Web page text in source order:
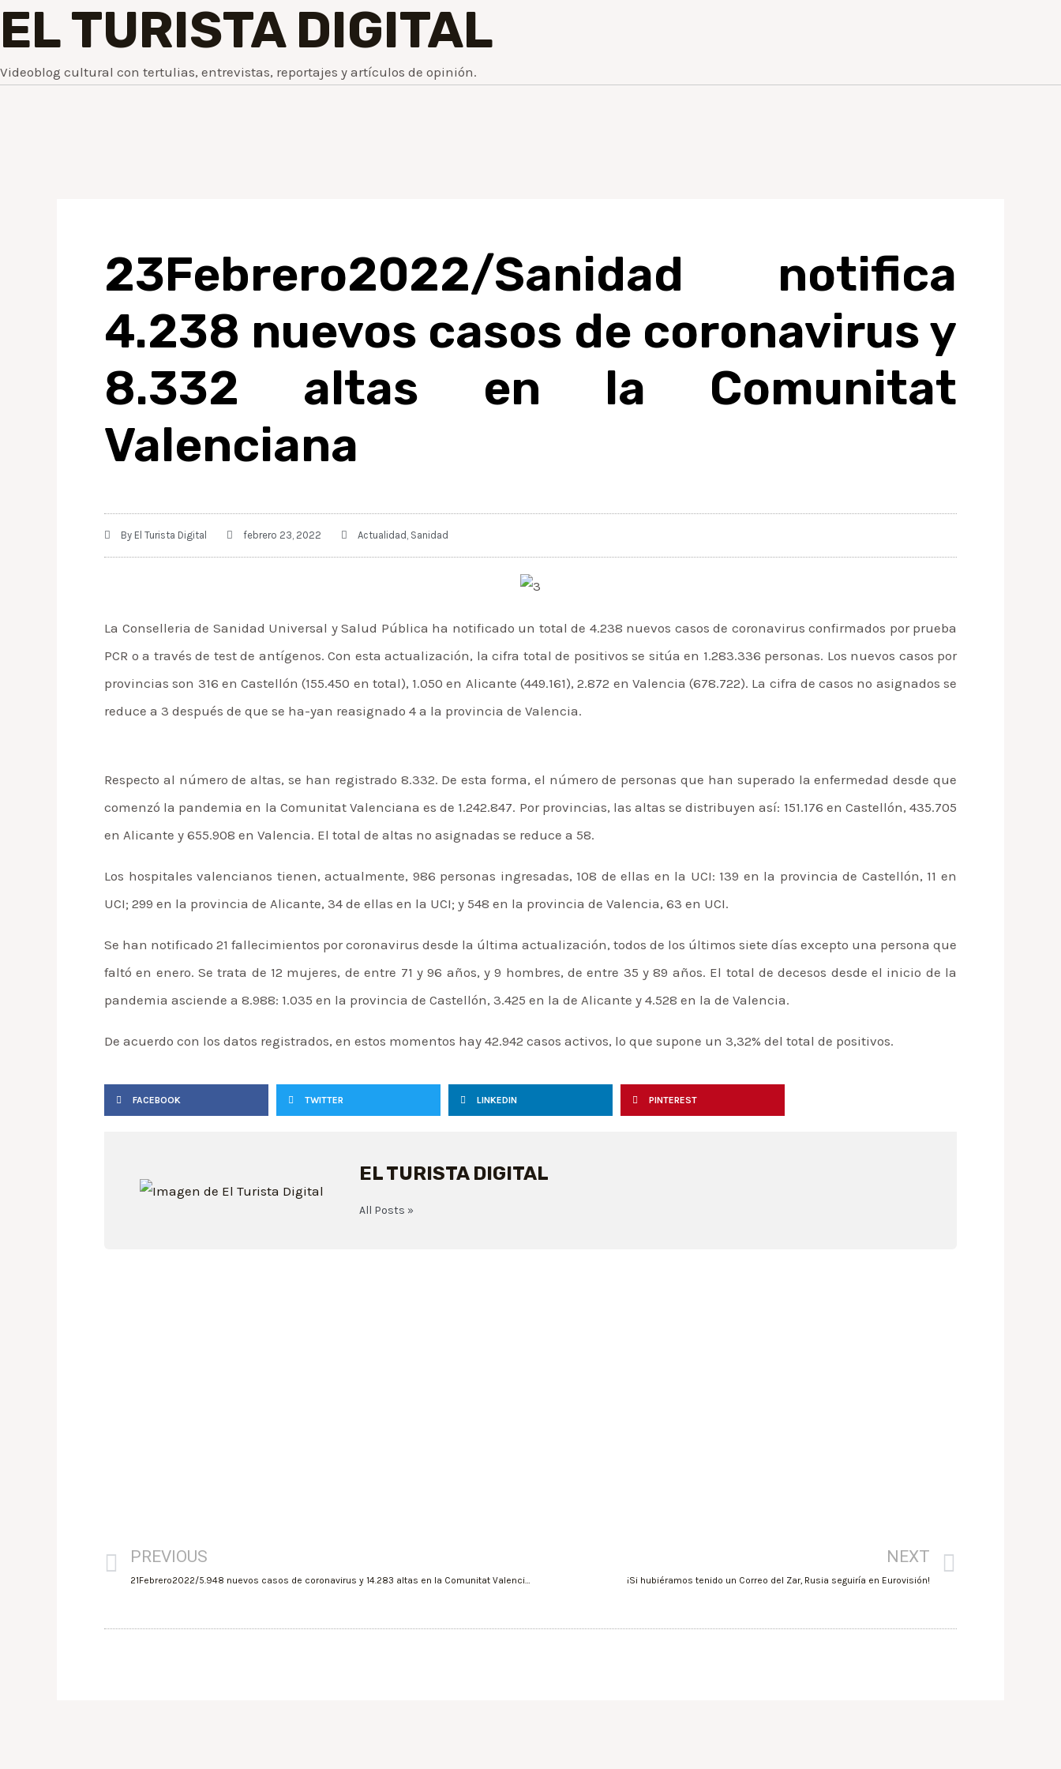
EL TURISTA DIGITAL
Videoblog cultural con tertulias, entrevistas, reportajes y artículos de opinión.
23Febrero2022/Sanidad notifica
4.238 nuevos casos de coronavirus y
8.332 altas en la Comunitat
Valenciana
By El Turista Digital febrero 23, 2022 Actualidad Sanidad
La Conselleria de Sanidad Universal y Salud Pública ha notificado un total de 4.238 nuevos casos de coronavirus confirmados por prueba
PCR o a través de test de antígenos. Con esta actualización, la cifra total de positivos se sitúa en 1.283.336 personas. Los nuevos casos por
provincias son 316 en Castellón (155.450 en total), 1.050 en Alicante (449.161), 2.872 en Valencia (678.722). La cifra de casos no asignados se
reduce a 3 después de que se ha-yan reasignado 4 a la provincia de Valencia.
Respecto al número de altas, se han registrado 8.332. De esta forma, el número de personas que han superado la enfermedad desde que
comenzó la pandemia en la Comunitat Valenciana es de 1.242.847. Por provincias, las altas se distribuyen así: 151.176 en Castellón, 435.705
en Alicante y 655.908 en Valencia. El total de altas no asignadas se reduce a 58.
Los hospitales valencianos tienen, actualmente, 986 personas ingresadas, 108 de ellas en la UCI: 139 en la provincia de Castellón, 11 en
UCI; 299 en la provincia de Alicante, 34 de ellas en la UCI; y 548 en la provincia de Valencia, 63 en UCI.
Se han notificado 21 fallecimientos por coronavirus desde la última actualización, todos de los últimos siete días excepto una persona que
faltó en enero. Se trata de 12 mujeres, de entre 71 y 96 años, y 9 hombres, de entre 35 y 89 años. El total de decesos desde el inicio de la
pandemia asciende a 8.988: 1.035 en la provincia de Castellón, 3.425 en la de Alicante y 4.528 en la de Valencia.
De acuerdo con los datos registrados, en estos momentos hay 42.942 casos activos, lo que supone un 3,32% del total de positivos.
FACEBOOK TWITTER LINKEDIN PINTEREST
EL TURISTA DIGITAL
All Posts »
PREVIOUS
21Febrero2022/5.948 nuevos casos de coronavirus y 14.283 altas en la Comunitat Valenciana
NEXT
¡Si hubiéramos tenido un Correo del Zar, Rusia seguiría en Eurovisión!